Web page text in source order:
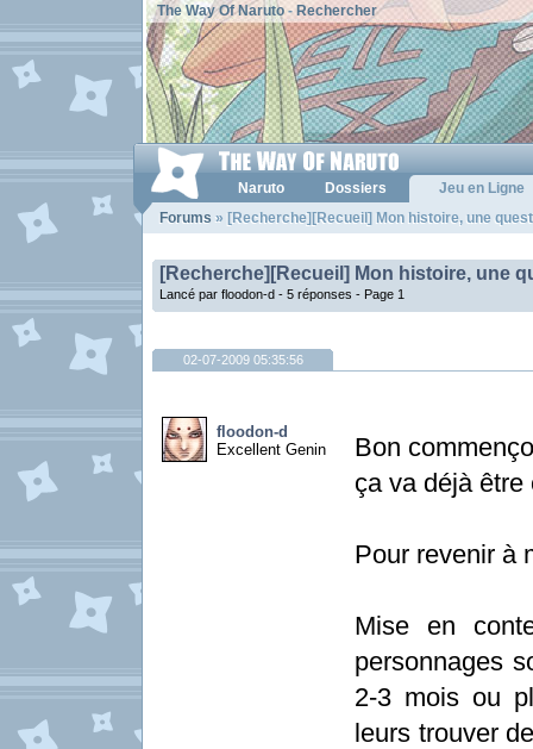
The Way Of Naruto- Rechercher
Naruto Dossiers
Jeu en Ligne
Forums » [Recherche][Recueil] Mon histoire, une
[Recherche][Recueil] Mon histoire, une
Lancé par floodon-d - 5 réponses - Page 1
02-07-2009 05:35:56
floodon-d
Excellent Genin
Bon
ça va déjà
Pour revenir à
Mise en
personnages
2-3 mois ou
leurs trouver